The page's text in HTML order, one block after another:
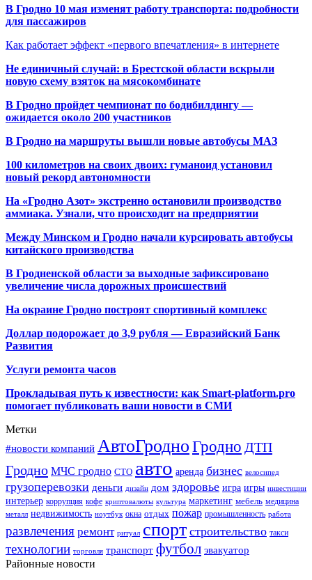
В Гродно 10 мая изменят работу транспорта: подробности
для пассажиров
Как работает эффект «первого впечатления» в интернете
Не единичный случай: в Брестской области вскрыли
новую схему взяток на мясокомбинате
В Гродно пройдет чемпионат по бодибилдингу —
ожидается около 200 участников
В Гродно на маршруты вышли новые автобусы МАЗ
100 километров на своих двоих: гуманоид установил
новый рекорд автономности
На «Гродно Азот» экстренно остановили производство
аммиака. Узнали, что происходит на предприятии
Между Минском и Гродно начали курсировать автобусы
китайского производства
В Гродненской области за выходные зафиксировано
увеличение числа дорожных происшествий
На окраине Гродно построят спортивный комплекс
Доллар подорожает до 3,9 рубля — Евразийский Банк
Развития
Услуги ремонта часов
Прокладывая путь к известности: как Smart-platform.pro
помогает публиковать ваши новости в СМИ
Метки
#новости компаний АвтоГродноГродно ДТП
Гродно МЧС гродно СТО авто аренда бизнес велосипед
грузоперевозки деньги дизайн дом здоровье игра игры инвестиции
интерьер коррупция кофе криптовалюты культура маркетинг мебель медицина
металл недвижимость ноутбук окна отдых пожар промышленность работа
развлечения ремонт ритуал спорт строительство такси
технологии торговля транспорт футбол эвакуатор
Районные новости